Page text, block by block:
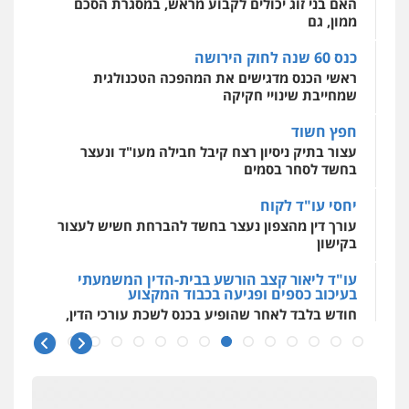
אסירים עבירות מין שירותים מקצועיים
לעורכי דין
האם בני זוג יכולים לקבוע מראש, במסגרת הסכם
ממון, גם
כנס 60 שנה לחוק הירושה
ראשי הכנס מדגישים את המהפכה הטכנולגית
שמחייבת שינויי חקיקה
חפץ חשוד
עצור בתיק ניסיון רצח קיבל חבילה מעו"ד ונעצר
בחשד לסחר בסמים
יחסי עו"ד לקוח
עורך דין מהצפון נעצר בחשד להברחת חשיש לעצור
בקישון
עו"ד ליאור קצב הורשע בבית-הדין המשמעתי
בעיכוב כספים ופגיעה בכבוד המקצוע
חודש בלבד לאחר שהופיע בכנס לשכת עורכי הדין,
קצב הורשע